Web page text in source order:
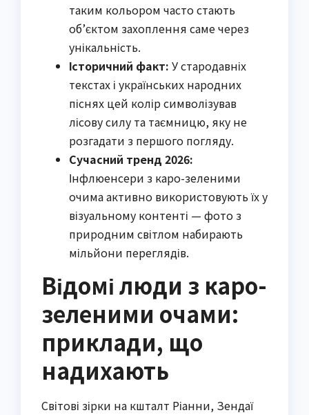
таким кольором часто стають
об’єктом захоплення саме через
унікальність.
Історичний факт: У стародавніх
текстах і українських народних
піснях цей колір символізував
лісову силу та таємницю, яку не
розгадати з першого погляду.
Сучасний тренд 2026:
Інфлюенсери з каро-зеленими
очима активно використовують їх у
візуальному контенті — фото з
природним світлом набирають
мільйони переглядів.
Відомі люди з каро-
зеленими очами:
приклади, що
надихають
Світові зірки на кшталт Ріанни, Зендаї